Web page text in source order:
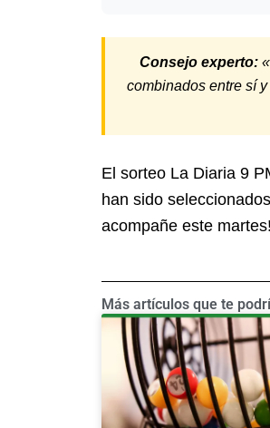
Consejo experto:
combinados entre sí
El sorteo La Diaria 9
han sido
acompañe este martes!
Más artículos que te